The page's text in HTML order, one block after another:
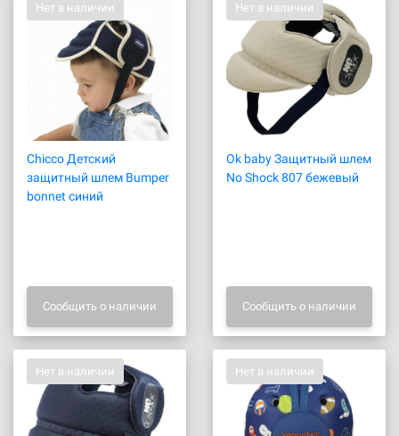
Нет в наличии
Chicco Детский
защитный шлем Bumper
bonnet синий
Сообщить о наличии
Нет в наличии
Ok baby Защитный шлем
No Shock 807 бежевый
Сообщить о наличии
Нет в наличии Нет в наличии